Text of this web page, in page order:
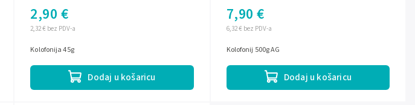
2,32 € bez PDV-a
2,90 €
Dodaj u košaricu
Kolofonija 45g
6,32 € bez PDV-a
7,90 €
Dodaj u košaricu
Kolofonij 500g AG